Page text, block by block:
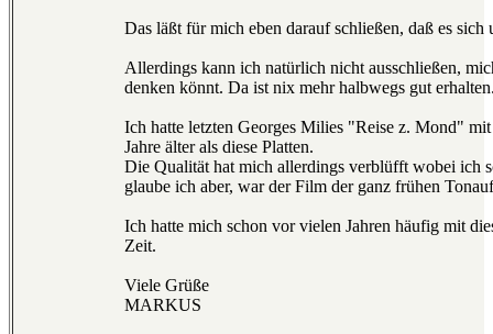
Das läßt für mich eben darauf schließen, daß es
Allerdings kann ich natürlich nicht ausschließen,
denken könnt. Da ist nix mehr halbwegs gut
Ich hatte letzten Georges Milies "Reise z. Mond"
Jahre älter als diese Platten.
Die Qualität hat mich allerdings verblüfft wobei ich
glaube ich aber, war der Film der ganz frühen
Ich hatte mich schon vor vielen Jahren häufig mit
Zeit.
Viele Grüße
MARKUS